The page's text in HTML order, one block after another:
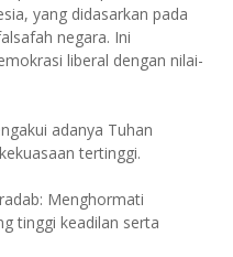
yang didasarkan pada
negara. Ini
liberal dengan nilai-
adanya Tuhan
tertinggi.
Menghormati
tinggi keadilan serta